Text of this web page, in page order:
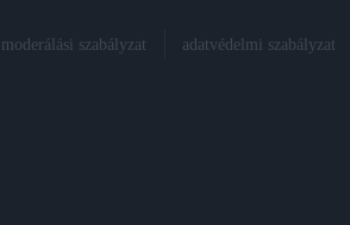
moderálási szabályzat adatvédelmi szabályzat